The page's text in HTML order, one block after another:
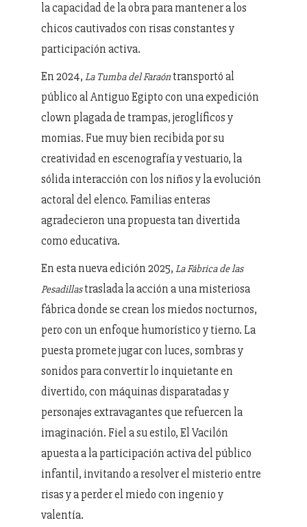
la capacidad de la obra para mantener a los
chicos cautivados con risas constantes y
participación activa.
En 2024, La Tumba del Faraón transportó al
público al Antiguo Egipto con una expedición
clown plagada de trampas, jeroglíficos y
momias. Fue muy bien recibida por su
creatividad en escenografía y vestuario, la
sólida interacción con los niños y la evolución
actoral del elenco. Familias enteras
agradecieron una propuesta tan divertida
como educativa.
En esta nueva edición 2025, La Fábrica de las
Pesadillastraslada la acción a una misteriosa
fábrica donde se crean los miedos nocturnos,
pero con un enfoque humorístico y tierno. La
puesta promete jugar con luces, sombras y
sonidos para convertir lo inquietante en
divertido, con máquinas disparatadas y
personajes extravagantes que refuercen la
imaginación. Fiel a su estilo, El Vacilón
apuesta a la participación activa del público
infantil, invitando a resolver el misterio entre
risas y a perder el miedo con ingenio y
valentía.